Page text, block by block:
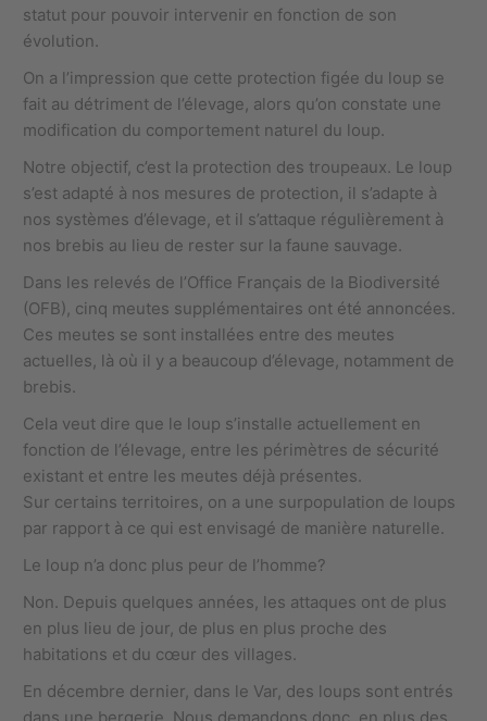
statut pour pouvoir intervenir en fonction de son
évolution.
On a l’impression que cette protection figée du loup se
fait au détriment de l’élevage, alors qu’on constate une
modification du comportement naturel du loup.
Notre objectif, c’est la protection des troupeaux. Le loup
s’est adapté à nos mesures de protection, il s’adapte à
nos systèmes d’élevage, et il s’attaque régulièrement à
nos brebis au lieu de rester sur la faune sauvage.
Dans les relevés de l’Office Français de la Biodiversité
(OFB), cinq meutes supplémentaires ont été annoncées.
Ces meutes se sont installées entre des meutes
actuelles, là où il y a beaucoup d’élevage, notamment de
brebis.
Cela veut dire que le loup s’installe actuellement en
fonction de l’élevage, entre les périmètres de sécurité
existant et entre les meutes déjà présentes.
Sur certains territoires, on a une surpopulation de loups
par rapport à ce qui est envisagé de manière naturelle.
Le loup n’a donc plus peur de l’homme?
Non. Depuis quelques années, les attaques ont de plus
en plus lieu de jour, de plus en plus proche des
habitations et du cœur des villages.
En décembre dernier, dans le Var, des loups sont entrés